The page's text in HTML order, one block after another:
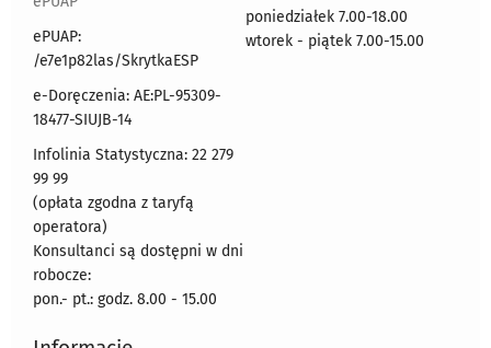
ePUAP:
/e7e1p82las/SkrytkaESP
e-Doręczenia: AE:PL-95309-
18477-SIUJB-14
Infolinia Statystyczna: 22 279
99 99
(opłata zgodna z taryfą
operatora)
Konsultanci są dostępni w dni
robocze:
pon.- pt.: godz. 8.00 - 15.00
poniedziałek 7.00-18.00
wtorek - piątek 7.00-15.00